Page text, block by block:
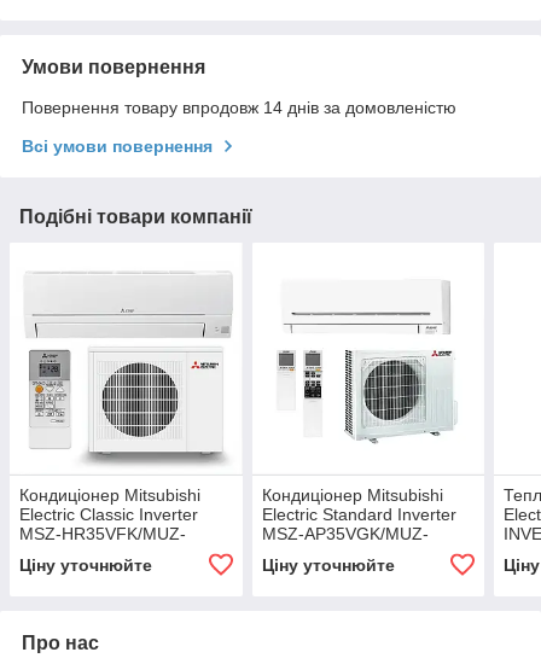
Умови повернення
Повернення товару впродовж 14 днів за домовленістю
Всі умови повернення
Подібні товари компанії
Кондиціонер Mitsubishi
Electric Classic Inverter
MSZ-HR35VFK/MUZ-
Ціну уточнюйте
Кондиціонер Mitsubishi
Electric Standard Inverter
MSZ-AP35VGK/MUZ-
Ціну уточнюйте
Про нас